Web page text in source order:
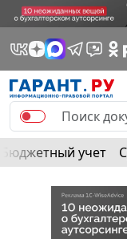
Бюджетный учет